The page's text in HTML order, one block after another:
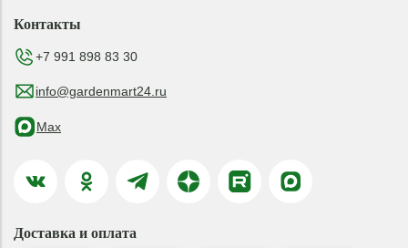
Контакты
+7 991 898 83 30
info@gardenmart24.ru
Max
Доставка и оплата